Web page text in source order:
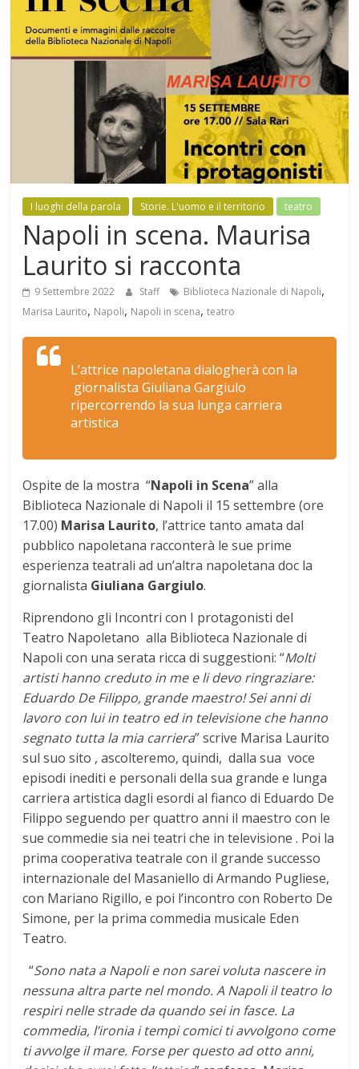
Mensile
arte,
I luoghi della parola Storie. L'uomo e il territorio teatro
Napoli in scena. Maurisa
Laurito si racconta
9 Settembre 2022 Staff Biblioteca Nazionale di Napoli,
Marisa Laurito, Napoli, Napoli in scena,teatro
L’attrice napoletana dialogherà con la
giornalista Giuliana Gargiulo
ripercorrendo la sua lunga carriera
artistica
Ospite de la mostra “Napoli in Scena” alla
Biblioteca Nazionale di Napoli il 15 settembre (ore
17.00) Marisa Laurito, l’attrice tanto amata dal
pubblico napoletana racconterà le sue prime
esperienza teatrali ad un’altra napoletana doc la
giornalista Giuliana Gargiulo.
Riprendono gli Incontri con I protagonisti del
Teatro Napoletano alla Biblioteca Nazionale di
Napoli con una serata ricca di suggestioni: “Molti
artisti hanno creduto in me e li devo ringraziare:
Eduardo De Filippo, grande maestro! Sei anni di
lavoro con lui in teatro ed in televisione che hanno
segnato tutta la mia carriera” scrive Marisa Laurito
sul suo sito , ascolteremo, quindi, dalla sua voce
episodi inediti e personali della sua grande e lunga
carriera artistica dagli esordi al fianco di Eduardo De
Filippo seguendo per quattro anni il maestro con le
sue commedie sia nei teatri che in televisione . Poi la
prima cooperativa teatrale con il grande successo
internazionale del Masaniello di Armando Pugliese,
con Mariano Rigillo, e poi l’incontro con Roberto De
Simone, per la prima commedia musicale Eden
Teatro.
“Sono nata a Napoli e non sarei voluta nascere in
nessuna altra parte nel mondo. A Napoli il teatro lo
respiri nelle strade da quando sei in fasce. La
commedia, l’ironia i tempi comici ti avvolgono come
ti avvolge il mare. Forse per questo ad otto anni,